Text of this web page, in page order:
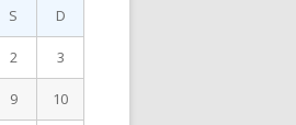
S D
2 3
9 10